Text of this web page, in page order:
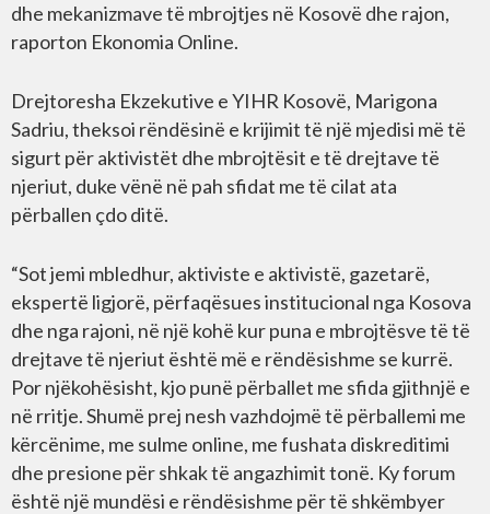
dhe mekanizmave të mbrojtjes në Kosovë dhe rajon,
raporton Ekonomia Online.
Drejtoresha Ekzekutive e YIHR Kosovë, Marigona
Sadriu, theksoi rëndësinë e krijimit të një mjedisi më të
sigurt për aktivistët dhe mbrojtësit e të drejtave të
njeriut, duke vënë në pah sfidat me të cilat ata
përballen çdo ditë.
“Sot jemi mbledhur, aktiviste e aktivistë, gazetarë,
ekspertë ligjorë, përfaqësues institucional nga Kosova
dhe nga rajoni, në një kohë kur puna e mbrojtësve të të
drejtave të njeriut është më e rëndësishme se kurrë.
Por njëkohësisht, kjo punë përballet me sfida gjithnjë e
në rritje. Shumë prej nesh vazhdojmë të përballemi me
kërcënime, me sulme online, me fushata diskreditimi
dhe presione për shkak të angazhimit tonë. Ky forum
është një mundësi e rëndësishme për të shkëmbyer